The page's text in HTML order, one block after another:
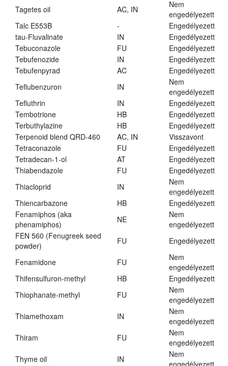
Tagetes oil
AC, IN
Nem
engedélyezett
Talc E553B
-
Engedélyezett
tau-Fluvalinate
IN
Engedélyezett
Tebuconazole
FU
Engedélyezett
Tebufenozide
IN
Engedélyezett
Tebufenpyrad
AC
Engedélyezett
Teflubenzuron
IN
Nem
engedélyezett
Tefluthrin
IN
Engedélyezett
Tembotrione
HB
Engedélyezett
Terbuthylazine
HB
Engedélyezett
Terpenoid blend QRD-460
AC, IN
Visszavont
Tetraconazole
FU
Engedélyezett
Tetradecan-1-ol
AT
Engedélyezett
Thiabendazole
FU
Engedélyezett
Thiacloprid
IN
Nem
engedélyezett
Thiencarbazone
HB
Engedélyezett
Fenamiphos (aka
phenamiphos)
NE
Nem
engedélyezett
FEN 560 (Fenugreek seed
powder)
FU Engedélyezett
Fenamidone FU
Nem
engedélyezett
Thifensulfuron-methyl
HB
Engedélyezett
Thiophanate-methyl
FU
Nem
engedélyezett
Thiamethoxam
IN
Nem
engedélyezett
Thiram
FU
Nem
engedélyezett
Thyme oil
IN
Nem